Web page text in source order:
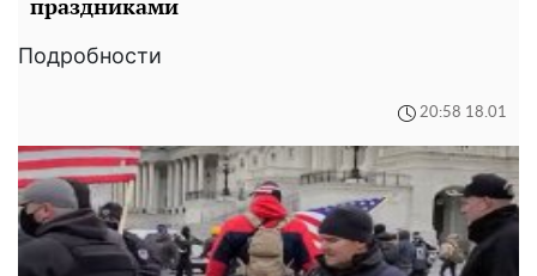
Подробности
20:58 18.01